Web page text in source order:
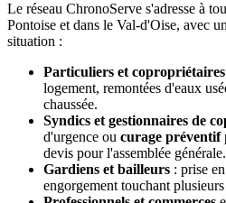
Le réseau ChronoServe s'adresse à
Pontoise et dans le Val-d'Oise, avec
situation :
Particuliers et copropriétaires
logement, remontées d'eaux
chaussée.
Syndics et gestionnaires de
d'urgence ou curage préventif
devis pour l'assemblée générale.
Gardiens et bailleurs : prise
engorgement touchant